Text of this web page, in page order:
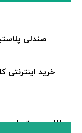
صندلی
خرید اینترنتی
مطالب مرتبط ...